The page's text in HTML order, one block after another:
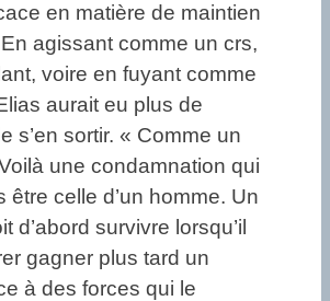
en matière de maintien
En agissant comme un crs,
voire en fuyant comme
aurait eu plus de
s’en sortir. « Comme un
une condamnation qui
être celle d’un homme. Un
d’abord survivre lorsqu’il
gagner plus tard un
à des forces qui le